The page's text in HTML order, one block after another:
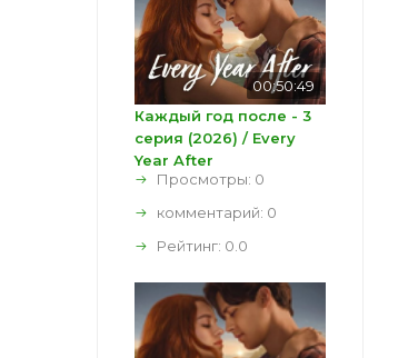
00:50:49
Каждый год после - 3
серия (2026) / Every
Year After
Просмотры: 0
комментарий: 0
Рейтинг: 0.0